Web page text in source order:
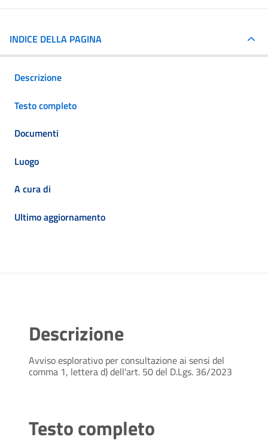
INDICE DELLA PAGINA
Descrizione
Testo completo
Documenti
Luogo
A cura di
Ultimo aggiornamento
Descrizione
Avviso esplorativo per consultazione ai sensi del
comma 1, lettera d) dell'art. 50 del D.Lgs. 36/2023
Testo completo